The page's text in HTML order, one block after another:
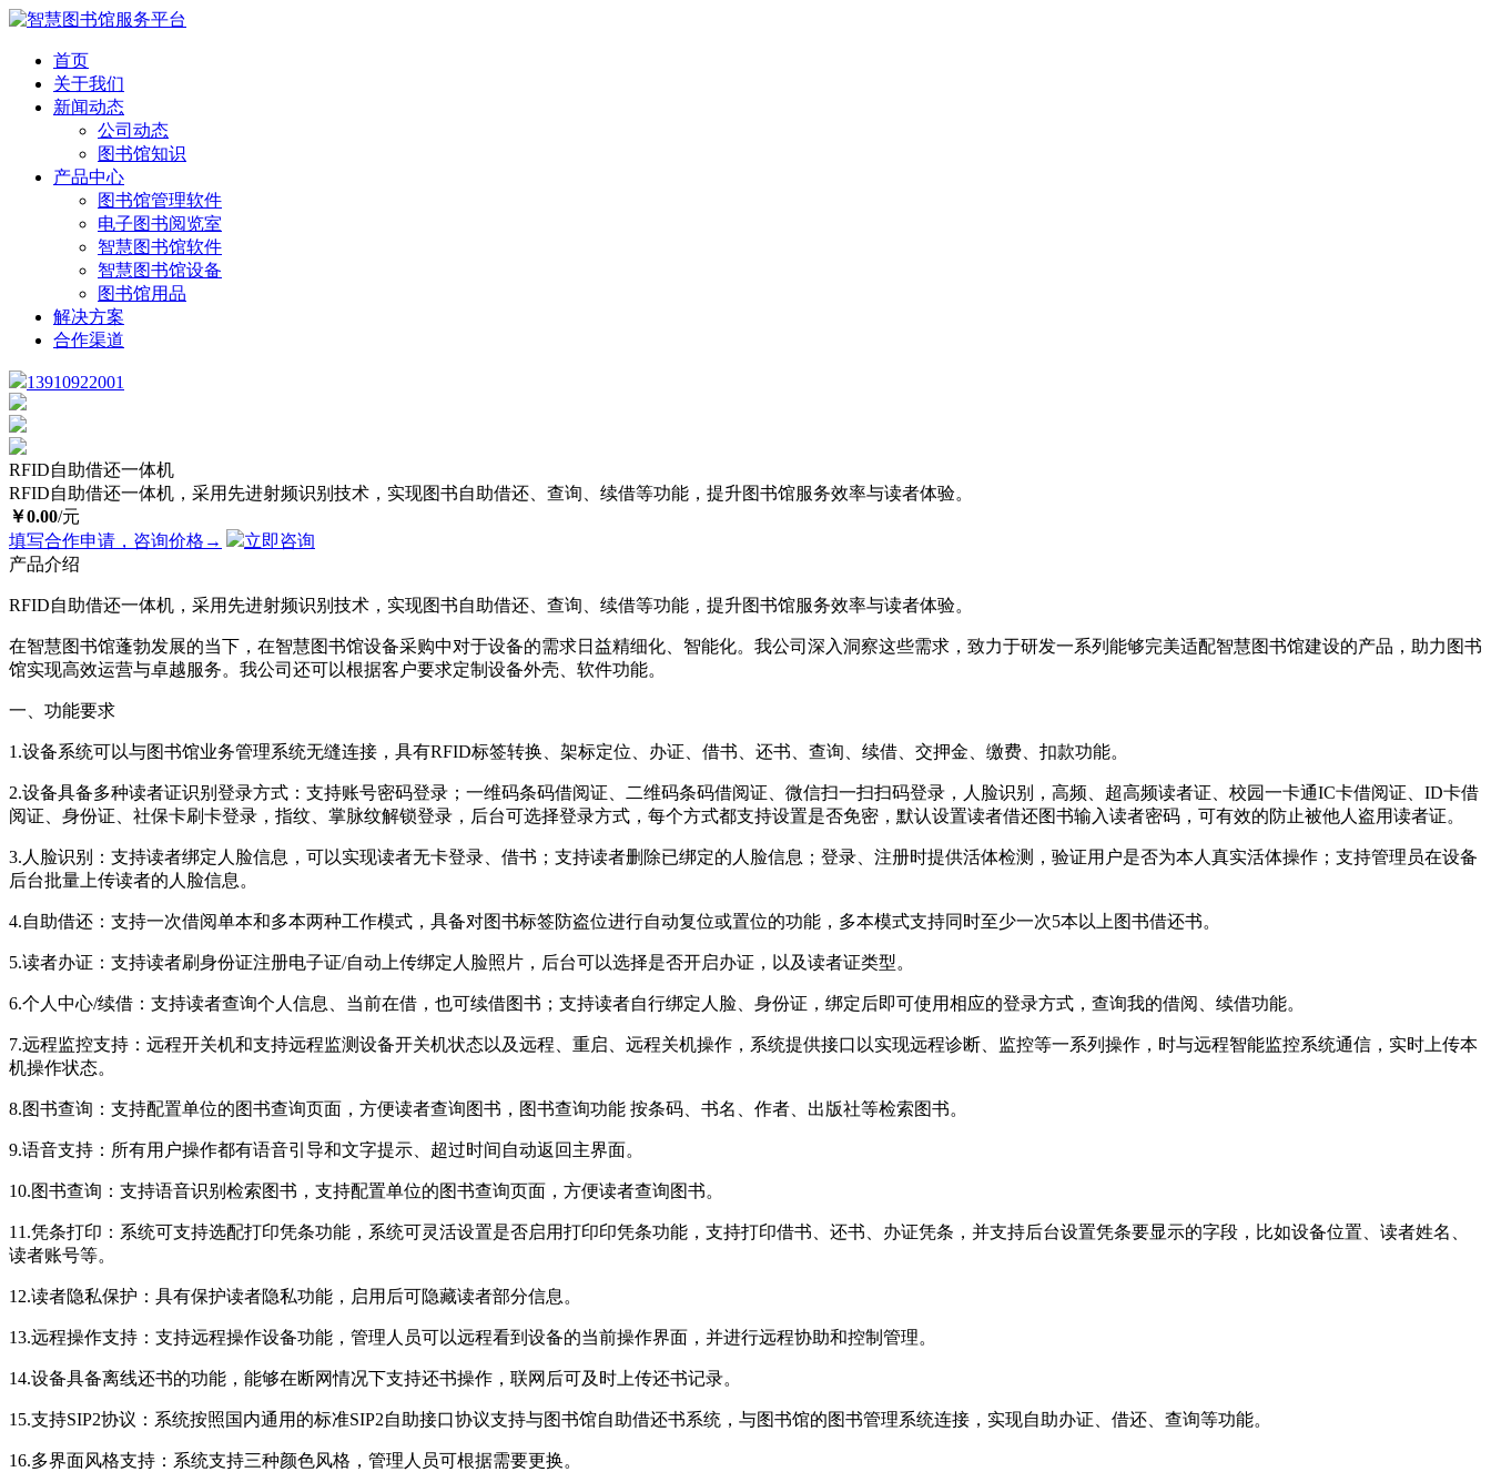
首页
关于我们
新闻动态
公司动态
图书馆知识
产品中心
图书馆管理软件
电子图书阅览室
智慧图书馆软件
智慧图书馆设备
图书馆用品
解决方案
合作渠道
13910922001
RFID自助借还一体机
RFID自助借还一体机，采用先进射频识别技术，实现图书自助借还、查询、续借等功能，提升图书馆服务效率与读者体验。
￥0.00/元
填写合作申请，咨询价格 →
立即咨询
产品介绍
RFID自助借还一体机，采用先进射频识别技术，实现图书自助借还、查询、续借等功能，提升图书馆服务效率与读者体验。
在智慧图书馆蓬勃发展的当下，在智慧图书馆设备采购中对于设备的需求日益精细化、智能化。我公司深入洞察这些需求，致力于研发一系列能够完美适配智慧图书馆建设的产品，助力图书
馆实现高效运营与卓越服务。 我公司还可以根据客户要求定制设备外壳、软件功能。
一、功能要求
1.设备系统可以与图书馆业务管理系统无缝连接，具有RFID标签转换、架标定位、办证、借书、还书、查询、续借、交押金、缴费、扣款功能。
2.设备具备多种读者证识别登录方式：支持账号密码登录；一维码条码借阅证、二维码条码借阅证、微信扫一扫扫码登录，人脸识别，高频、超高频读者证、校园一卡通IC卡借阅证、ID卡借
阅证、身份证、社保卡刷卡登录，指纹、掌脉纹解锁登录，后台可选择登录方式，每个方式都支持设置是否免密，默认设置读者借还图书输入读者密码，可有效的防止被他人盗用读者证。
3.人脸识别：支持读者绑定人脸信息，可以实现读者无卡登录、借书；支持读者删除已绑定的人脸信息；登录、注册时提供活体检测，验证用户是否为本人真实活体操作；支持管理员在设备
后台批量上传读者的人脸信息。
4.自助借还：支持一次借阅单本和多本两种工作模式，具备对图书标签防盗位进行自动复位或置位的功能，多本模式支持同时至少一次5本以上图书借还书。
5.读者办证：支持读者刷身份证注册电子证/自动上传绑定人脸照片，后台可以选择是否开启办证，以及读者证类型。
6.个人中心/续借：支持读者查询个人信息、当前在借，也可续借图书；支持读者自行绑定人脸、身份证，绑定后即可使用相应的登录方式，查询我的借阅、续借功能。
7.远程监控支持：远程开关机和支持远程监测设备开关机状态以及远程、重启、远程关机操作，系统提供接口以实现远程诊断、监控等一系列操作，时与远程智能监控系统通信，实时上传本
机操作状态。
8.图书查询：支持配置单位的图书查询页面，方便读者查询图书，图书查询功能 按条码、书名、作者、出版社等检索图书。
9.语音支持：所有用户操作都有语音引导和文字提示、超过时间自动返回主界面。
10.图书查询：支持语音识别检索图书，支持配置单位的图书查询页面，方便读者查询图书。
11.凭条打印：系统可支持选配打印凭条功能，系统可灵活设置是否启用打印印凭条功能，支持打印借书、还书、办证凭条，并支持后台设置凭条要显示的字段，比如设备位置、读者姓名、
读者账号等。
12.读者隐私保护：具有保护读者隐私功能，启用后可隐藏读者部分信息。
13.远程操作支持：支持远程操作设备功能，管理人员可以远程看到设备的当前操作界面，并进行远程协助和控制管理。
14.设备具备离线还书的功能，能够在断网情况下支持还书操作，联网后可及时上传还书记录。
15.支持SIP2协议：系统按照国内通用的标准SIP2自助接口协议支持与图书馆自助借还书系统，与图书馆的图书管理系统连接，实现自助办证、借还、查询等功能。
16.多界面风格支持：系统支持三种颜色风格，管理人员可根据需要更换。